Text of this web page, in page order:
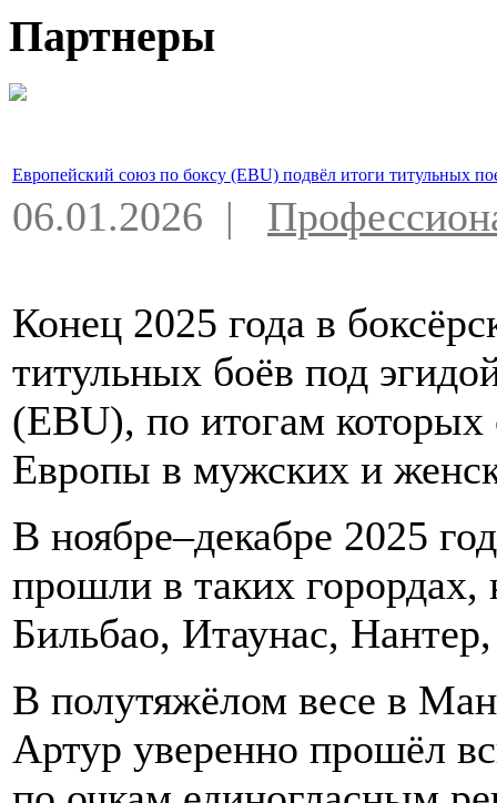
Партнеры
Европейский союз по боксу (EBU) подвёл итоги титульных
06.01.2026 |
Конец 2025 года в
титульных боёв под
(EBU), по итогам
Европы в мужских и
В ноябре–декабре 2025
прошли в таких
Бильбао, Итаунас,
В полутяжёлом весе в
Артур уверенно прошёл